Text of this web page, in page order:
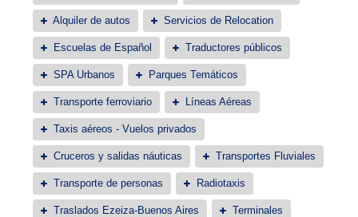
Alquiler de autos Servicios de Relocation
Escuelas de Español Traductores públicos
SPA Urbanos Parques Temáticos
Transporte ferroviario Líneas Aéreas
Taxis aéreos - Vuelos privados
Cruceros y salidas náuticas Transportes Fluviales
Transporte de personas Radiotaxis
Traslados Ezeiza-Buenos Aires Terminales